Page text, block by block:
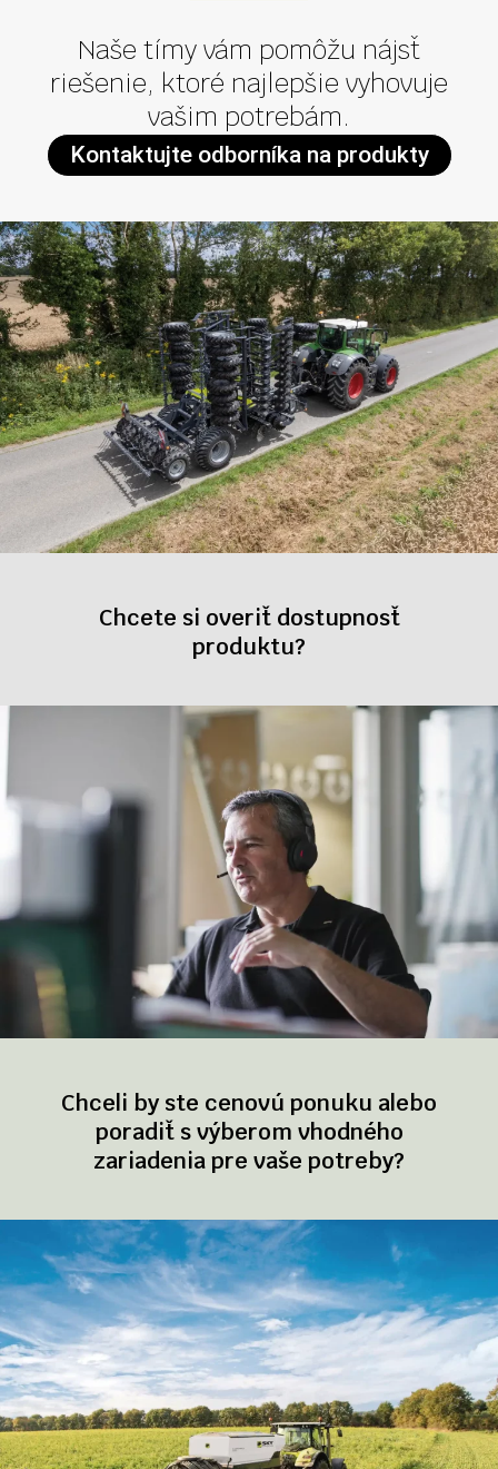
Naše tímy vám pomôžu nájsť
riešenie, ktoré najlepšie vyhovuje
vašim potrebám.
Kontaktujte odborníka na produkty
Chcete si overiť dostupnosť
produktu?
Chceli by ste cenovú ponuku alebo
poradiť s výberom vhodného
zariadenia pre vaše potreby?